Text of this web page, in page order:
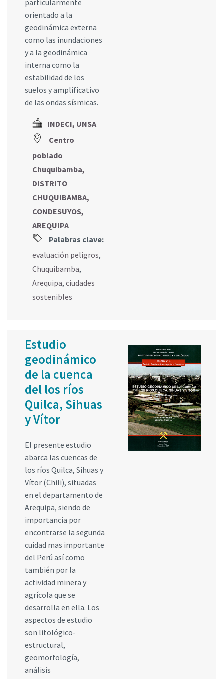
particularmente
orientado a la
geodinámica externa
como las inundaciones
y a la geodinámica
interna como la
estabilidad de los
suelos y amplificativo
de las ondas sísmicas.
INDECI, UNSA
Centro
poblado
Chuquibamba,
DISTRITO
CHUQUIBAMBA,
CONDESUYOS,
AREQUIPA
Palabras clave:
evaluación peligros,
Chuquibamba,
Arequipa, ciudades
sostenibles
Estudio
geodinámico
de la cuenca
del los ríos
Quilca, Sihuas
y Vítor
El presente estudio
abarca las cuencas de
los ríos Quilca, Sihuas y
Vítor (Chili), situadas
en el departamento de
Arequipa, siendo de
importancia por
encontrarse la segunda
cuidad mas importante
del Perú así como
también por la
actividad minera y
agrícola que se
desarrolla en ella. Los
aspectos de estudio
son litológico-
estructural,
geomorfología,
análisis